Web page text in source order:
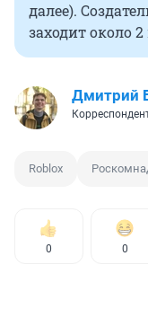
далее).
заходит около
Дмитрий
Roblox
0 0